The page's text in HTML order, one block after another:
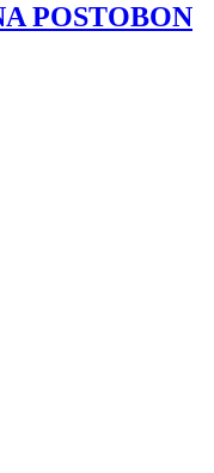
POSTOBON